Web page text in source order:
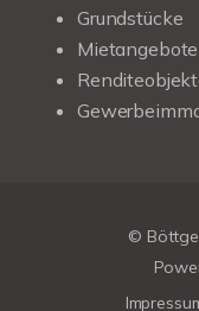
Grundstücke
Mietangebote
© Böttge